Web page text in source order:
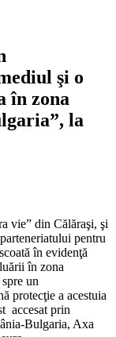
şi o
în zona
la
vie” din Călăraşi, şi
pentru
în evidenţă
în zona
un
protecţie a acestuia
accesat prin
Bulgaria, Axa